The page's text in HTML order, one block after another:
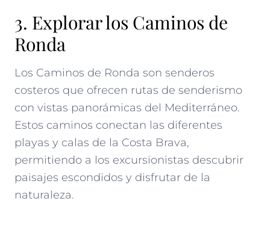
3. Explorar los Caminos de
Ronda
Los Caminos de Ronda son senderos
costeros que ofrecen rutas de senderismo
con vistas panorámicas del Mediterráneo.
Estos caminos conectan las diferentes
playas y calas de la Costa Brava,
permitiendo a los excursionistas descubrir
paisajes escondidos y disfrutar de la
naturaleza.